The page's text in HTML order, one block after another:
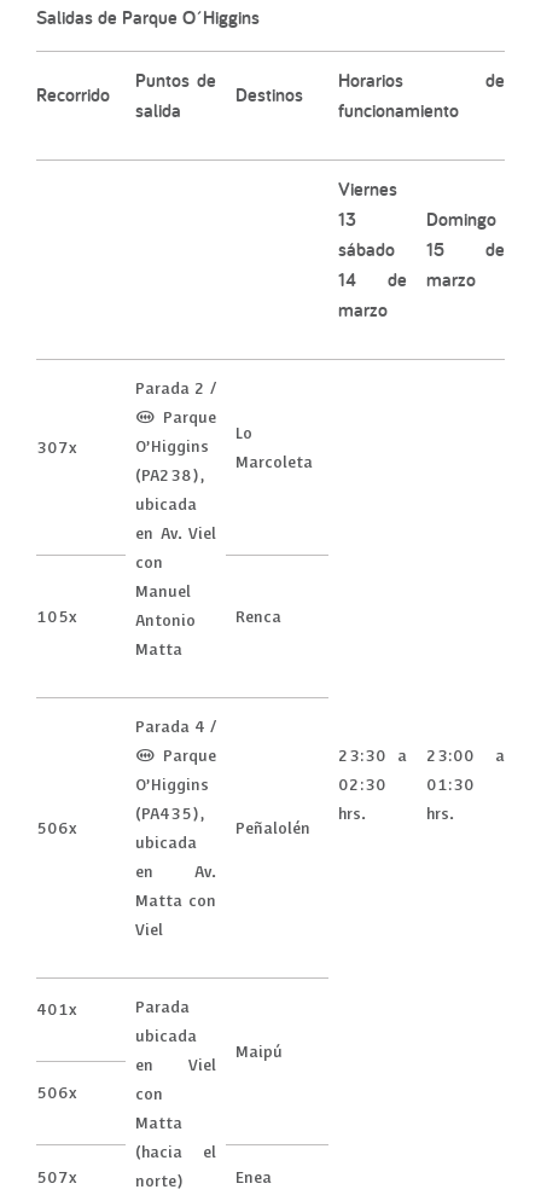
Salidas de Parque O´Higgins
Recorrido
Puntos de
salida
Destinos
Horarios de
funcionamiento
Viernes
13
sábado
14 de
marzo
Domingo
15 de
marzo
307x
Parada 2 /
(M) Parque
O’Higgins
(PA238),
ubicada
en Av. Viel
con
Manuel
Antonio
Matta
Lo
Marcoleta
23:30 a
02:30
hrs.
23:00 a
01:30
hrs.
105x Renca
506x
Parada 4 /
(M) Parque
O’Higgins
(PA435),
ubicada
en Av.
Matta con
Viel
Peñalolén
401x
Parada
ubicada
en Viel
con
Matta
(hacia el
norte)
Maipú
506x
507x Enea